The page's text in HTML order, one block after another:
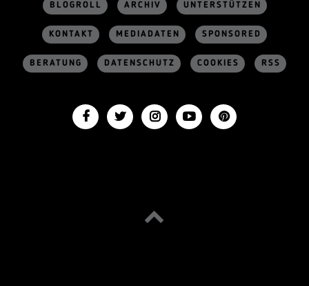
BLOGROLL ARCHIV UNTERSTÜTZEN
KONTAKT MEDIADATEN SPONSORED
BERATUNG DATENSCHUTZ COOKIES RSS